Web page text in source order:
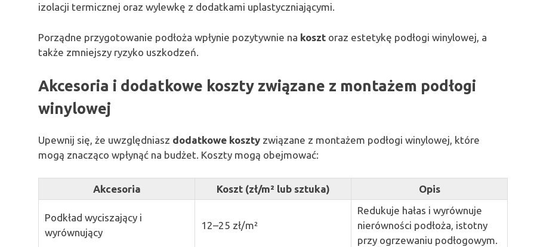
izolacji termicznej oraz wylewkę z dodatkami uplastyczniającymi.
Porządne przygotowanie podłoża wpłynie pozytywnie na koszt oraz estetykę podłogi winylowej, a
także zmniejszy ryzyko uszkodzeń.
Akcesoria i dodatkowe koszty związane z montażem podłogi
winylowej
Upewnij się, że uwzględniasz dodatkowe koszty związane z montażem podłogi winylowej, które
mogą znacząco wpłynąć na budżet. Koszty mogą obejmować:
Akcesoria Koszt (zł/m² lub sztuka) Opis
Podkład wyciszający i
wyrównujący
12–25 zł/m²
Redukuje hałas i wyrównuje
nierówności podłoża, istotny
przy ogrzewaniu podłogowym.